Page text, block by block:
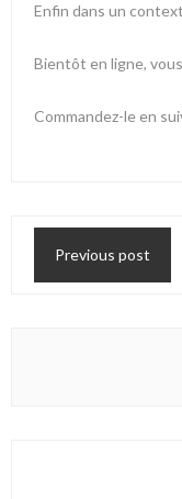
Enfin dans un
Bientôt en ligne,
Commandez-le en
Previous post